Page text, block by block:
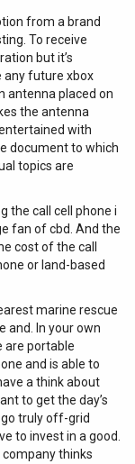
from a brand
To receive
but it’s
any future xbox
antenna placed on
the antenna
with
document to which
topics are
the call cell phone i
fan of cbd. And the
cost of the call
or land-based
marine rescue
and. In your own
are portable
and is able to
a think about
to get the day’s
truly off-grid
to invest in a good.
thinks